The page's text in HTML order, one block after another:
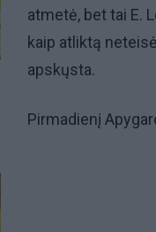
atmetė, bet tai E.
kaip atliktą
apskųsta.
Pirmadienį